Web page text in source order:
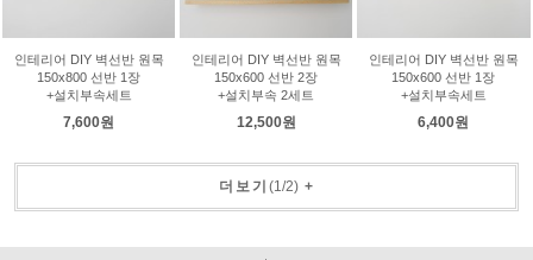
인테리어 DIY 벽선반 원목
150x800 선반 1장
+설치부속세트
7,600원
인테리어 DIY 벽선반 원목
150x600 선반 2장
+설치부속 2세트
12,500원
인테리어 DIY 벽선반 원목
150x600 선반 1장
+설치부속세트
6,400원
더보기 (1/2)+